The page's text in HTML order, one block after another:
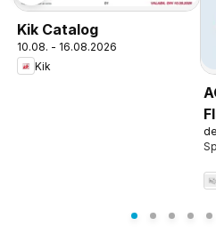
Kik Catalog
10.08. - 16.08.2026
Kik